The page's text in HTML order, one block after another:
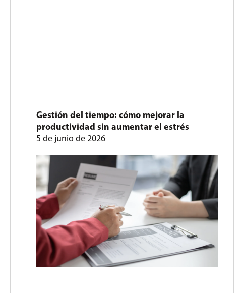
Gestión del tiempo: cómo mejorar la
productividad sin aumentar el estrés
5 de junio de 2026